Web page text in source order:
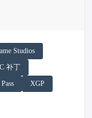
容声明:
「非线性列车」文章
game/
Studios
补丁
XGP